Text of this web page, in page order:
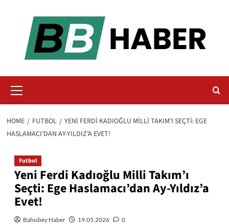
Menu
HOME FUTBOL
YENI FERDI KADIOĞLU MILLI TAKIM’I SEÇTI: EGE
HASLAMACI’DAN AY-YILDIZ’A EVET!
Futbol
Yeni Ferdi Kadıoğlu Milli Takım’ı
Seçti: Ege Haslamacı’dan Ay-Yıldız’a
Evet!
Bahisbey Haber 19.05.2026 0